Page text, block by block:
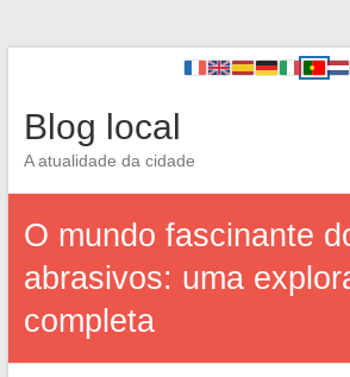
Blog local
A atualidade da cidade
O mundo fascinante
abrasivos: uma
completa